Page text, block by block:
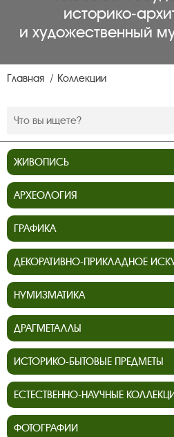
и художественный
Главная Коллекции
ЖИВОПИСЬ
АРХЕОЛОГИЯ
ГРАФИКА
ДЕКОРАТИВНО-ПРИКЛАДНОЕ
НУМИЗМАТИКА
ДРАГМЕТАЛЛЫ
ИСТОРИКО-БЫТОВЫЕ ПРЕДМЕТЫ
ЕСТЕСТВЕННО-НАУЧНЫЕ
ФОТОГРАФИИ